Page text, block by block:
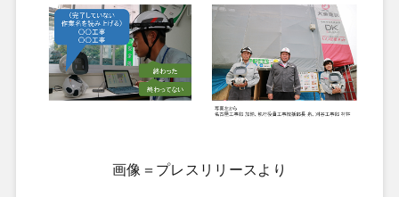
画像＝プレスリリースより